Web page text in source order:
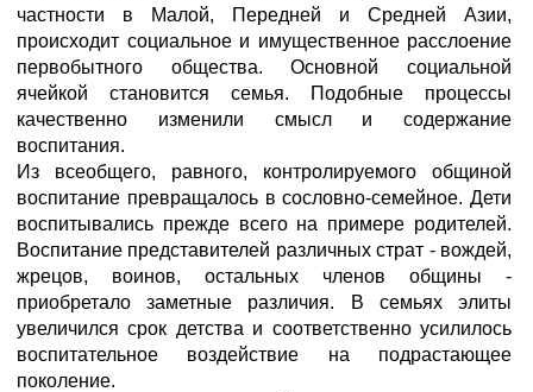
частности в Малой, Передней и Средней Азии,
происходит социальное и имущественное расслоение
первобытного общества. Основной социальной
ячейкой становится семья. Подобные процессы
качественно изменили смысл и содержание
воспитания.
Из всеобщего, равного, контролируемого общиной
воспитание превращалось в сословно-семейное. Дети
воспитывались прежде всего на примере родителей.
Воспитание представителей различных страт - вождей,
жрецов, воинов, остальных членов общины -
приобретало заметные различия. В семьях элиты
увеличился срок детства и соответственно усилилось
воспитательное воздействие на подрастающее
поколение.